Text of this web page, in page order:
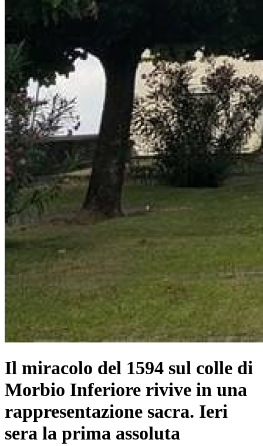
Il miracolo del 1594 sul colle di
Morbio Inferiore rivive in una
rappresentazione sacra. Ieri
sera la prima assoluta